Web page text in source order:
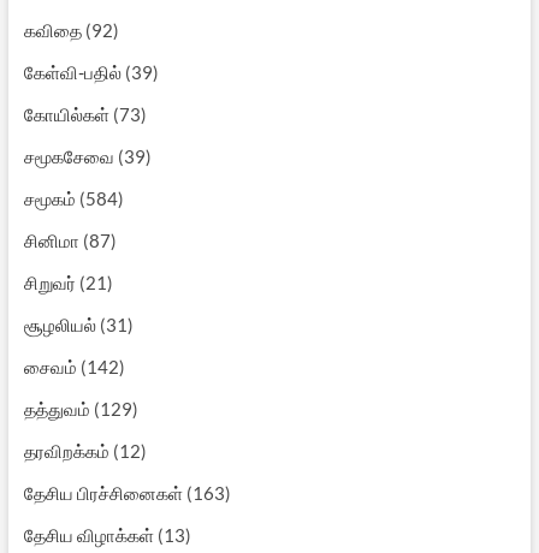
கவிதை(92)
கேள்வி-பதில்(39)
கோயில்கள்(73)
சமூகசேவை (39)
சமூகம் (584)
சினிமா (87)
சிறுவர் (21)
சூழலியல்(31)
சைவம் (142)
தத்துவம் (129)
தரவிறக்கம் (12)
தேசிய பிரச்சினைகள்(163)
தேசிய விழாக்கள்(13)